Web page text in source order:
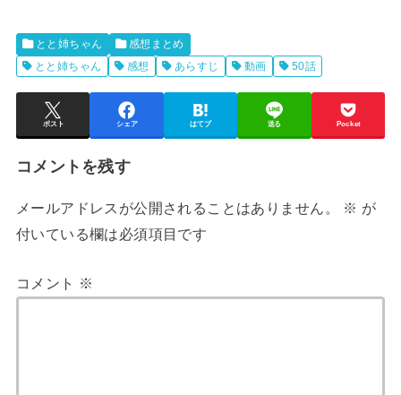
とと姉ちゃん
感想まとめ
とと姉ちゃん
感想 あらすじ 動画 50話
ポスト シェア はてブ 送る Pocket
コメントを残す
メールアドレスが公開されることはありません。 ※ が
付いている欄は必須項目です
コメント ※